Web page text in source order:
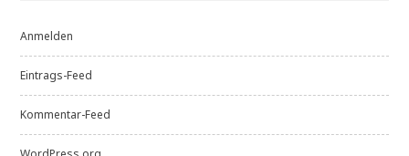
Anmelden
Eintrags-Feed
Kommentar-Feed